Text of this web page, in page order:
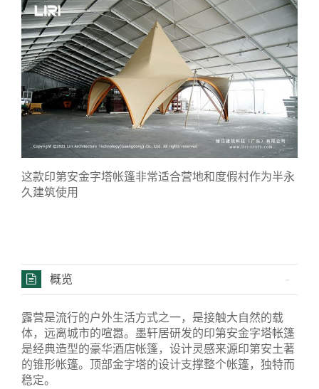
这款印第安金字塔帐篷非常适合营地和度假村作为半永
久建筑使用
概览
露营是流行的户外生活方式之一，是接触大自然的载
体，远离城市的喧嚣。墨轩居研发的印第安金字塔帐篷
是经典造型的豪华酒店帐篷，设计灵感来源印第安土著
的锥形帐篷。顶部金字塔的设计支撑整个帐篷，独特而
稳定。